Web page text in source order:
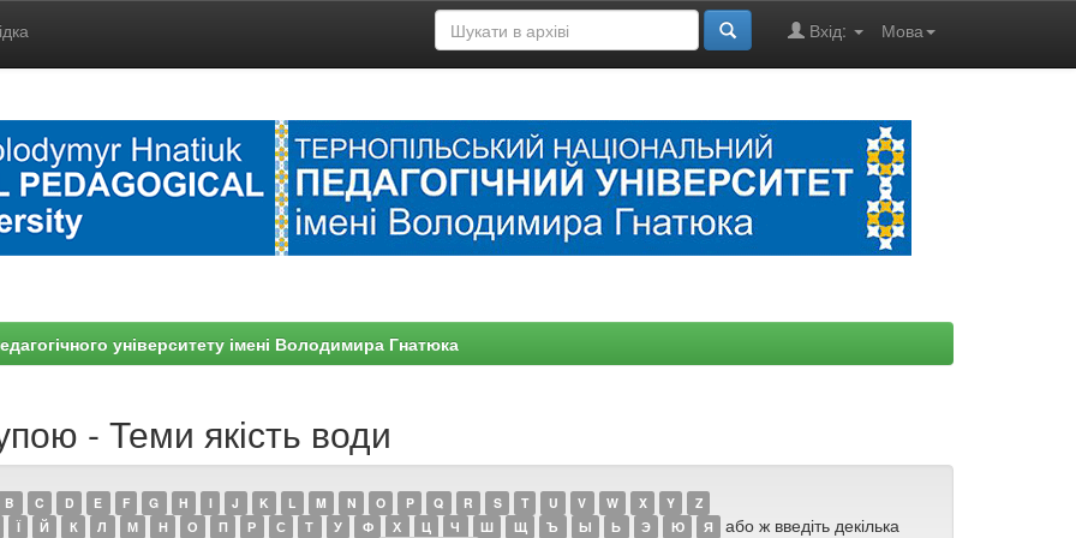
Мова
Вхід:
університету імені Володимира Гнатюка
- Теми якість води
B C D E F G H I J K L M N O P Q R S T U V W X Y
Z
Ї Й К Л М Н О П Р С Т У Ф Х Ц Ч Ш Щ Ъ Ы Ь Э Ю Я
або ж введіть декілька